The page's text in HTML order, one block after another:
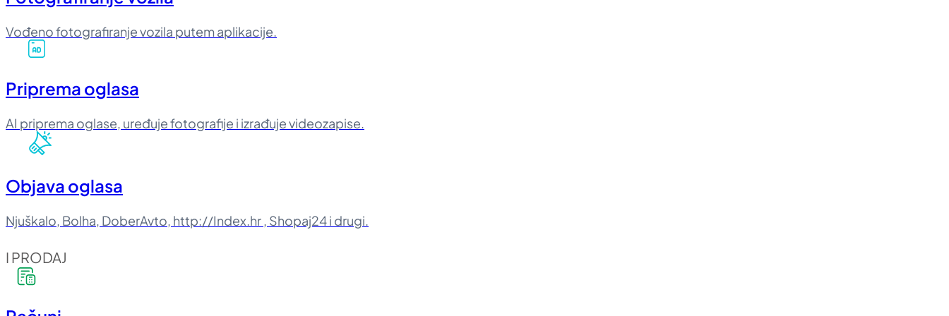
Vođeno fotografiranje vozila putem aplikacije.
Priprema oglasa
AI priprema oglase, uređuje fotografije i izrađuje videozapise.
Objava oglasa
Njuškalo, Bolha, DoberAvto, http://Index.hr , Shopaj24 i drugi.
I PRODAJ